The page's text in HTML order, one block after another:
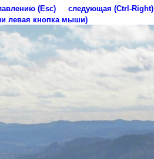
(Esc)
следующая (Ctrl-Right)
левая кнопка мыши)